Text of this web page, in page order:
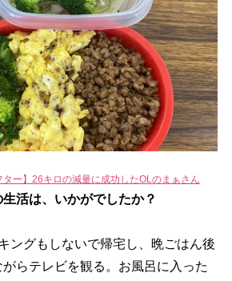
ター】26キロの減量に成功したOLのまぁさん
活は、いかがでしたか？
ングもしないで帰宅し、晩ごはん後
らテレビを観る。お風呂に入った